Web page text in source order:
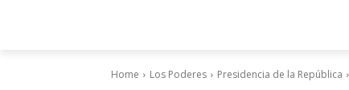
Home Los Poderes Presidencia de la República